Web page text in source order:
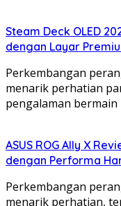
Steam Deck OLED
dengan Layar
Perkembangan
menarik perhatian
pengalaman
ASUS ROG Ally X
dengan Performa
Perkembangan
menarik perhatian,